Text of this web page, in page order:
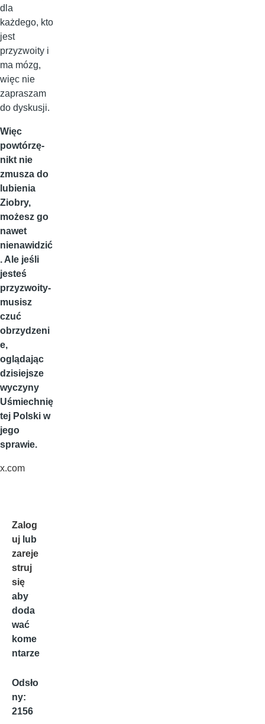
dla
każdego, kto
jest
przyzwoity i
ma mózg,
więc nie
zapraszam
do dyskusji.
Więc
powtórzę-
nikt nie
zmusza do
lubienia
Ziobry,
możesz go
nawet
nienawidzić
. Ale jeśli
jesteś
przyzwoity-
musisz
czuć
obrzydzeni
e,
oglądając
dzisiejsze
wyczyny
Uśmiechnię
tej Polski w
jego
sprawie.
x.com
Zalog
uj lub
zareje
struj
się
aby
doda
wać
kome
ntarze
Odsło
ny:
2156